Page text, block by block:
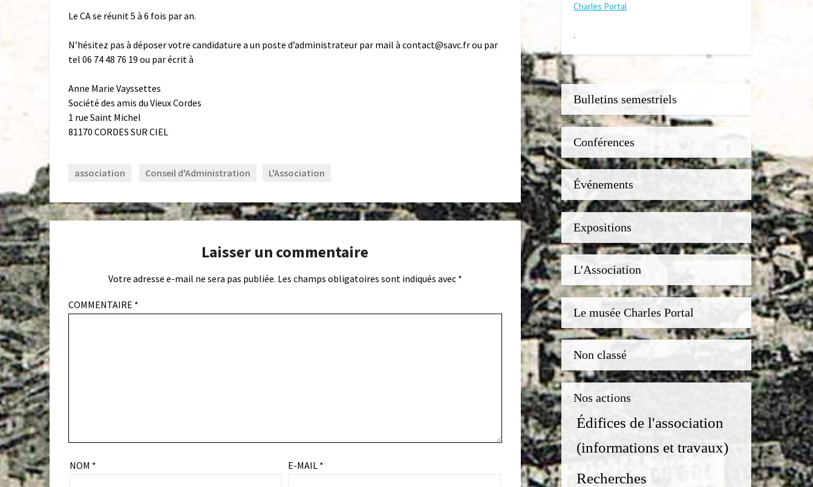
Le CA se réunit 5 à 6 fois par an.
N’hésitez pas à déposer votre candidature a un poste d’administrateur par mail à contact@savc.fr ou par
tel 06 74 48 76 19 ou par écrit à
Anne Marie Vayssettes
Société des amis du Vieux Cordes
1 rue Saint Michel
81170 CORDES SUR CIEL
association Conseil d'Administration L'Association
Laisser un commentaire
Votre adresse e-mail ne sera pas publiée. Les champs obligatoires sont indiqués avec *
COMMENTAIRE *
NOM * E-MAIL *
Charles Portal
.
Bulletins semestriels
Conférences
Événements
Expositions
L'Association
Le musée Charles Portal
Non classé
Nos actions
Édifices de l'association
(informations et travaux)
Recherches